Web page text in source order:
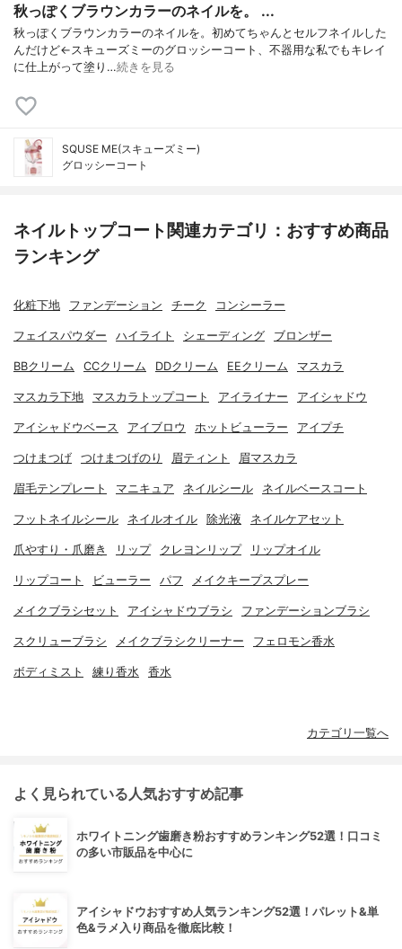
秋っぽくブラウンカラーのネイルを。 ...
秋っぽくブラウンカラーのネイルを。初めてちゃんとセルフネイルした
んだけど←スキューズミーのグロッシーコート、不器用な私でもキレイ
に仕上がって塗り…続きを見る
SQUSE ME(スキューズミー)
グロッシーコート
ネイルトップコート関連カテゴリ：おすすめ商品
ランキング
化粧下地 ファンデーション チーク コンシーラー
フェイスパウダー ハイライト シェーディング ブロンザー
BBクリーム CCクリーム DDクリーム EEクリーム マスカラ
マスカラ下地 マスカラトップコート アイライナー アイシャドウ
アイシャドウベース アイブロウ ホットビューラー アイプチ
つけまつげ つけまつげのり 眉ティント 眉マスカラ
眉毛テンプレート マニキュア ネイルシール ネイルベースコート
フットネイルシール ネイルオイル 除光液 ネイルケアセット
爪やすり・爪磨き リップ クレヨンリップ リップオイル
リップコート ビューラー パフ メイクキープスプレー
メイクブラシセット アイシャドウブラシ ファンデーションブラシ
スクリューブラシ メイクブラシクリーナー フェロモン香水
ボディミスト 練り香水 香水
カテゴリ一覧へ
よく見られている人気おすすめ記事
ホワイトニング歯磨き粉おすすめランキング52選！口コミ
の多い市販品を中心に
アイシャドウおすすめ人気ランキング52選！パレット&単
色&ラメ入り商品を徹底比較！